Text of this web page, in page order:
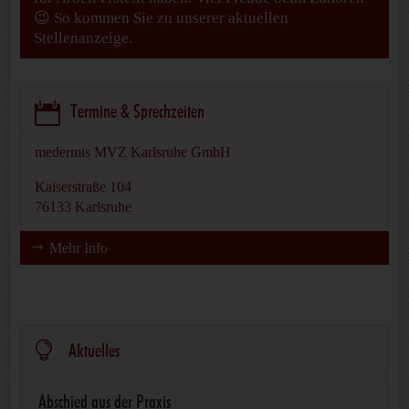
😉 So kommen Sie zu unserer aktuellen
Stellenanzeige.
 Termine & Sprechzeiten
medermis MVZ Karlsruhe GmbH
Kaiserstraße 104
76133 Karlsruhe
Mehr Info
 Aktuelles
Abschied aus der Praxis